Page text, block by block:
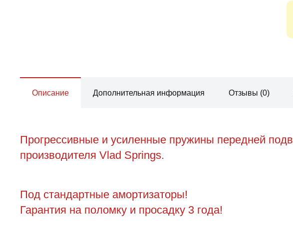
Описание Дополнительная информация Отзывы (0)
Прогрессивные и усиленные пружины передней
производителя Vlad Springs.
Под стандартные амортизаторы!
Гарантия на поломку и просадку 3 года!